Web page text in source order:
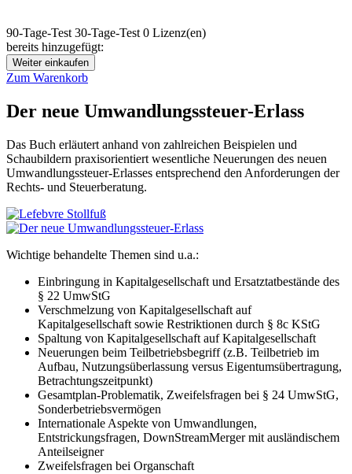
90-Tage-Test 30-Tage-Test 0 Lizenz(en)
bereits hinzugefügt:
Weiter einkaufen
Zum Warenkorb
Der neue Umwandlungssteuer-Erlass
Das Buch erläutert anhand von zahlreichen Beispielen und
Schaubildern praxisorientiert wesentliche Neuerungen des neuen
Umwandlungssteuer-Erlasses entsprechend den Anforderungen der
Rechts- und Steuerberatung.
Wichtige behandelte Themen sind u.a.:
Einbringung in Kapitalgesellschaft und Ersatztatbestände des
§ 22 UmwStG
Verschmelzung von Kapitalgesellschaft auf
Kapitalgesellschaft sowie Restriktionen durch § 8c KStG
Spaltung von Kapitalgesellschaft auf Kapitalgesellschaft
Neuerungen beim Teilbetriebsbegriff (z.B. Teilbetrieb im
Aufbau, Nutzungsüberlassung versus Eigentumsübertragung,
Betrachtungszeitpunkt)
Gesamtplan-Problematik, Zweifelsfragen bei § 24 UmwStG,
Sonderbetriebsvermögen
Internationale Aspekte von Umwandlungen,
Entstrickungsfragen, DownStreamMerger mit ausländischem
Anteilseigner
Zweifelsfragen bei Organschaft